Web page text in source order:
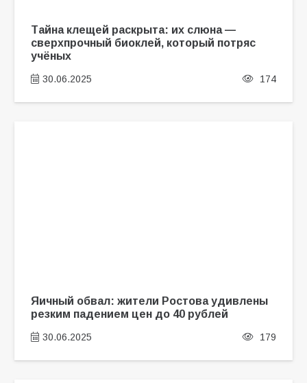
Тайна клещей раскрыта: их слюна —
сверхпрочный биоклей, который потряс
учёных
30.06.2025 174
Яичный обвал: жители Ростова удивлены
резким падением цен до 40 рублей
30.06.2025 179